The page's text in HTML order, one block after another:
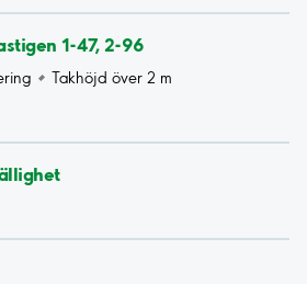
1-47, 2-96
Takhöjd över 2 m